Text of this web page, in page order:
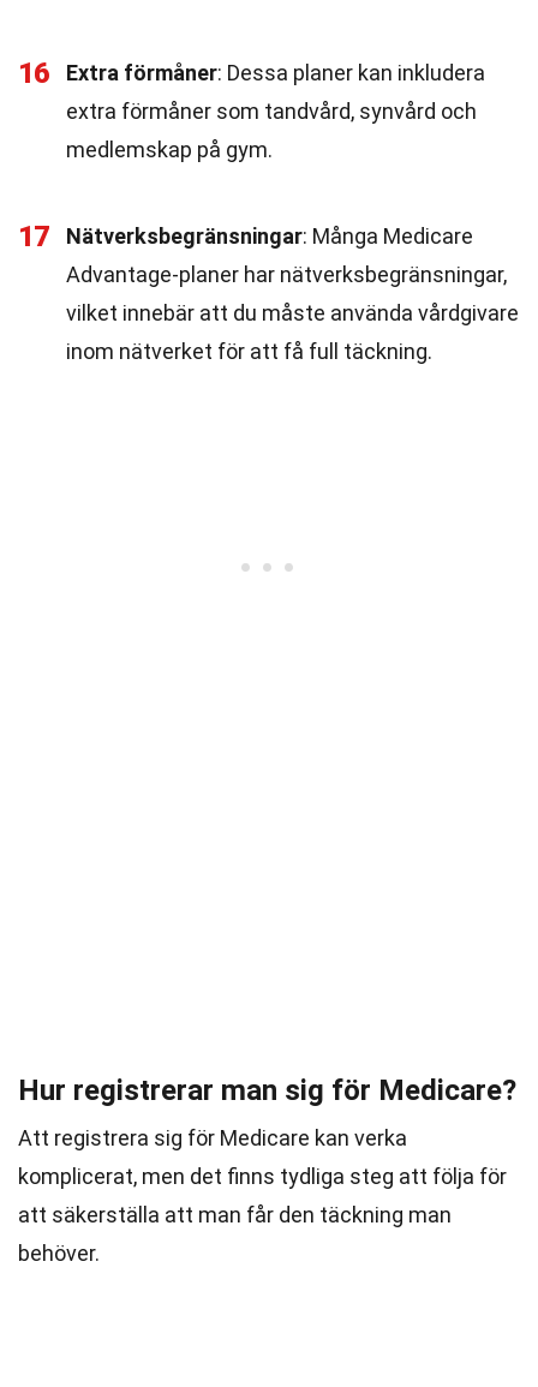
16 Extra förmåner: Dessa planer kan inkludera
extra förmåner som tandvård, synvård och
medlemskap på gym.
17 Nätverksbegränsningar: Många Medicare
Advantage-planer har nätverksbegränsningar,
vilket innebär att du måste använda vårdgivare
inom nätverket för att få full täckning.
Hur registrerar man sig för Medicare?
Att registrera sig för Medicare kan verka
komplicerat, men det finns tydliga steg att följa för
att säkerställa att man får den täckning man
behöver.